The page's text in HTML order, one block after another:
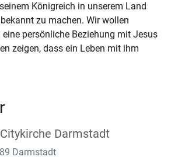
Königreich in unserem Land
zu machen. Wir wollen
persönliche Beziehung mit Jesus
zeigen, dass ein Leben mit ihm
Darmstadt
Darmstadt